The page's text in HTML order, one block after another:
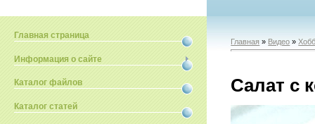
Главная страница
Информация о сайте
Каталог файлов
Каталог статей
Главная » Видео »
Салат с